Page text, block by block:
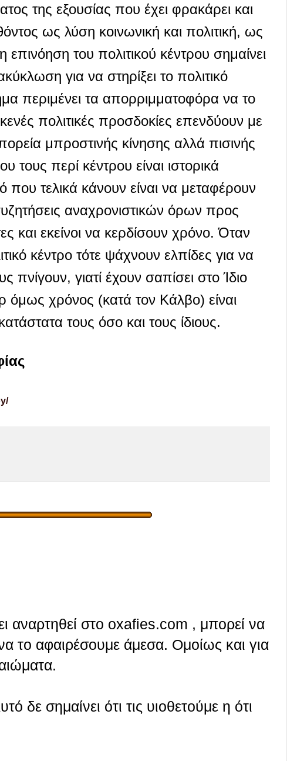
της εξουσίας που έχει φρακάρει και
ως λύση κοινωνική και πολιτική, ως
επινόηση του πολιτικού κέντρου σημαίνει
για να στηρίξει το πολιτικό
περιμένει τα απορριμματοφόρα να το
πολιτικές προσδοκίες επενδύουν με
μπροστινής κίνησης αλλά πισινής
τους περί κέντρου είναι ιστορικά
που τελικά κάνουν είναι να μεταφέρουν
αναχρονιστικών όρων προς
εκείνοι να κερδίσουν χρόνο. Όταν
κέντρο τότε ψάχνουν ελπίδες για να
πνίγουν, γιατί έχουν σαπίσει στο Ίδιο
όμως χρόνος (κατά τον Κάλβο) είναι
τους όσο και τους ίδιους.
αναρτηθεί στο oxafies.com , μπορεί να
το αφαιρέσουμε άμεσα. Ομοίως και για
δε σημαίνει ότι τις υιοθετούμε η ότι